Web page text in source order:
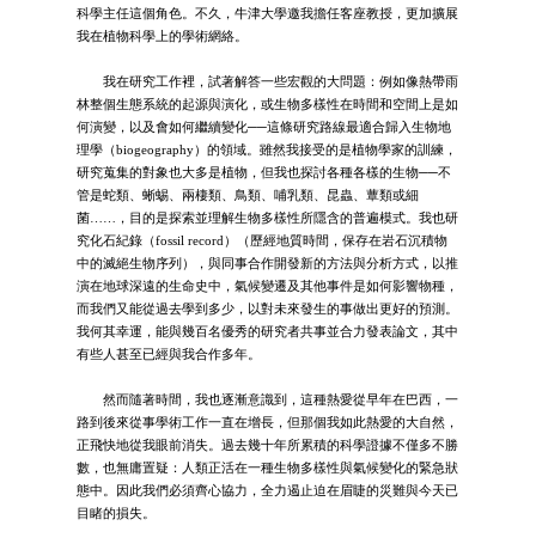
科學主任這個角色。不久，牛津大學邀我擔任客座教授，更加擴展
我在植物科學上的學術網絡。
我在研究工作裡，試著解答一些宏觀的大問題：例如像熱帶雨
林整個生態系統的起源與演化，或生物多樣性在時間和空間上是如
何演變，以及會如何繼續變化──這條研究路線最適合歸入生物地
理學（biogeography）的領域。雖然我接受的是植物學家的訓練，
研究蒐集的對象也大多是植物，但我也探討各種各樣的生物──不
管是蛇類、蜥蜴、兩棲類、鳥類、哺乳類、昆蟲、蕈類或細
菌……，目的是探索並理解生物多樣性所隱含的普遍模式。我也研
究化石紀錄（fossil record）（歷經地質時間，保存在岩石沉積物
中的滅絕生物序列），與同事合作開發新的方法與分析方式，以推
演在地球深遠的生命史中，氣候變遷及其他事件是如何影響物種，
而我們又能從過去學到多少，以對未來發生的事做出更好的預測。
我何其幸運，能與幾百名優秀的研究者共事並合力發表論文，其中
有些人甚至已經與我合作多年。
然而隨著時間，我也逐漸意識到，這種熱愛從早年在巴西，一
路到後來從事學術工作一直在增長，但那個我如此熱愛的大自然，
正飛快地從我眼前消失。過去幾十年所累積的科學證據不僅多不勝
數，也無庸置疑：人類正活在一種生物多樣性與氣候變化的緊急狀
態中。因此我們必須齊心協力，全力遏止迫在眉睫的災難與今天已
目睹的損失。